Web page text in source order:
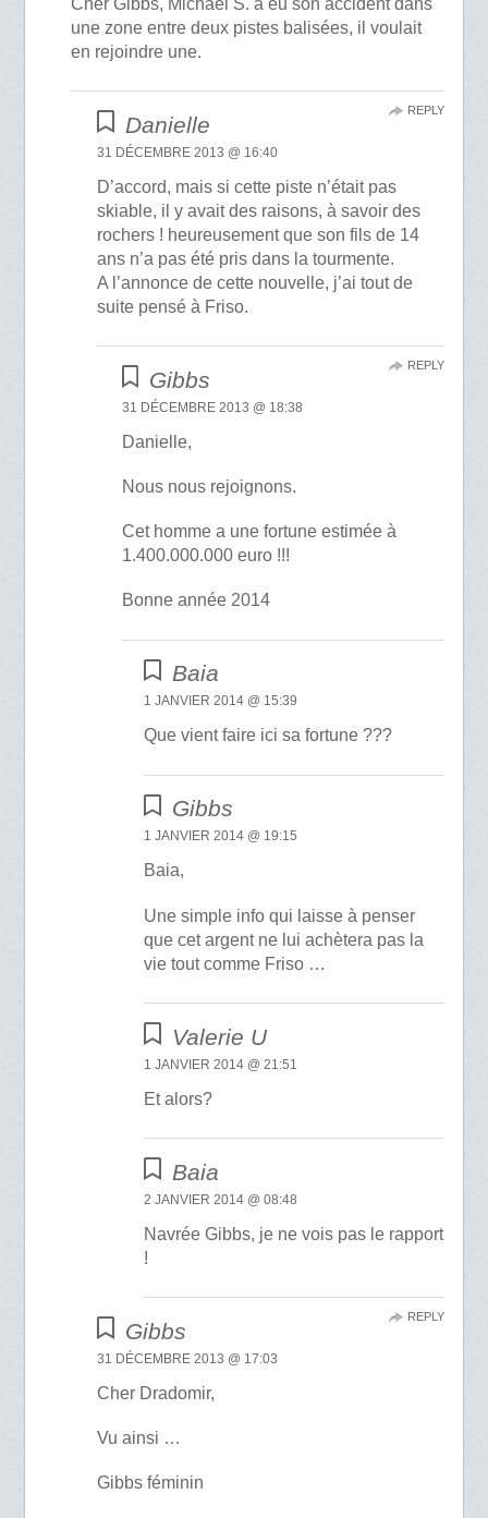
une zone entre deux pistes balisées, il voulait
en rejoindre une.
Danielle
31 DÉCEMBRE 2013 @ 16:40
D’accord, mais si cette piste n’était pas
skiable, il y avait des raisons, à savoir des
rochers ! heureusement que son fils de 14
ans n’a pas été pris dans la tourmente.
A l’annonce de cette nouvelle, j’ai tout de
suite pensé à Friso.
REPLY
Gibbs
31 DÉCEMBRE 2013 @ 18:38
Danielle,
Nous nous rejoignons.
Cet homme a une fortune estimée à
1.400.000.000 euro !!!
Bonne année 2014
REPLY
Baia
1 JANVIER 2014 @ 15:39
Que vient faire ici sa fortune ???
Gibbs
1 JANVIER 2014 @ 19:15
Baia,
Une simple info qui laisse à penser
que cet argent ne lui achètera pas la
vie tout comme Friso …
Valerie U
1 JANVIER 2014 @ 21:51
Et alors?
Baia
2 JANVIER 2014 @ 08:48
Navrée Gibbs, je ne vois pas le rapport
!
Gibbs
31 DÉCEMBRE 2013 @ 17:03
Cher Dradomir,
Vu ainsi …
Gibbs féminin
REPLY